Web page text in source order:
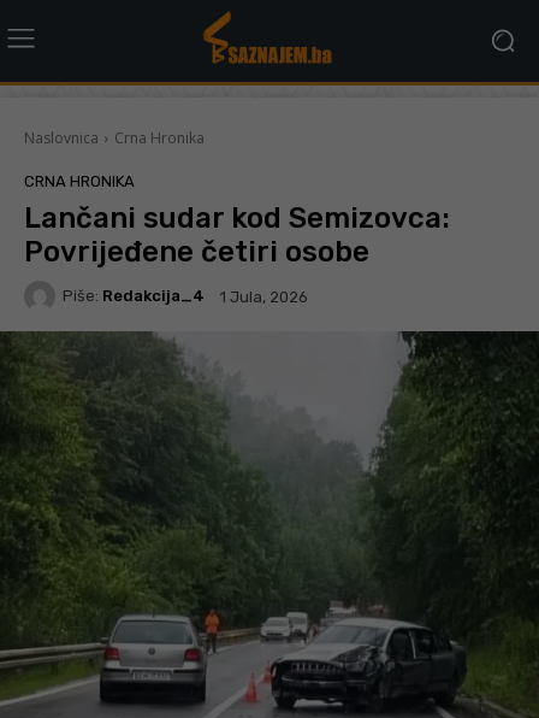
Naslovnica Crna Hronika
CRNA HRONIKA
Lančani sudar kod Semizovca:
Povrijeđene četiri osobe
Piše: Redakcija_4 1 Jula, 2026